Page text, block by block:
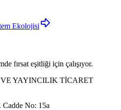
Ekolojisi
fırsat eşitliği için çalışıyor.
YAYINCILIK TİCARET
No: 15a